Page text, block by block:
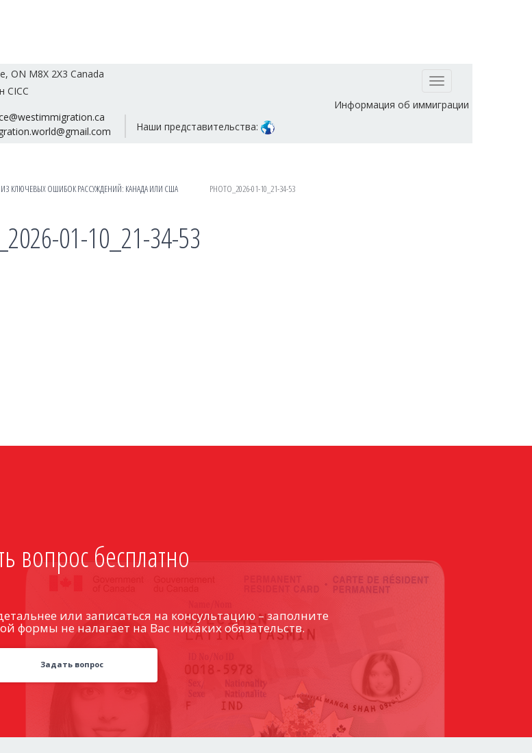
ON M8X 2X3 Canada
CICC
Toggle
Информация об иммиграции
Наши представительства:
КЛЮЧЕВЫХ ОШИБОК РАССУЖДЕНИЙ: КАНАДА ИЛИ США PHOTO_2026-01-10_21-34-53
01-10_21-34-53
вопрос бесплатно
или записаться на консультацию – заполните
формы не налагает на Вас никаких обязательств.
Задать вопрос